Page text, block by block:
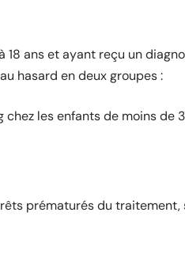
18 ans et ayant reçu un
hasard en deux groupes :
les enfants de moins de
prématurés du traitement,